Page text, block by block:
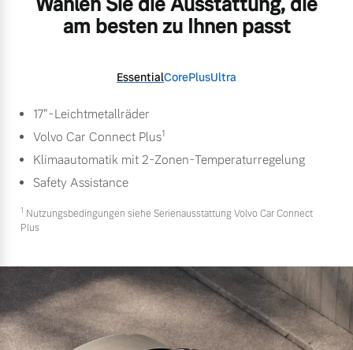
am besten zu Ihnen passt
EssentialCorePlusUltra
17"-Leichtmetallräder
Volvo Car Connect Plus1
Klimaautomatik mit 2-Zonen-Temperaturregelung
Safety Assistance
1 Nutzungsbedingungen siehe Serienausstattung Volvo Car Connect
Plus